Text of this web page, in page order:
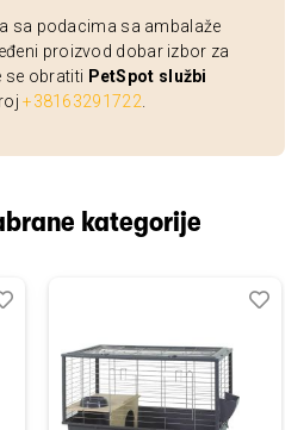
sa podacima sa ambalaže
proizvod dobar izbor za
se obratiti PetSpot službi
+38163291722
kategorije
Dodaj
Uporedi